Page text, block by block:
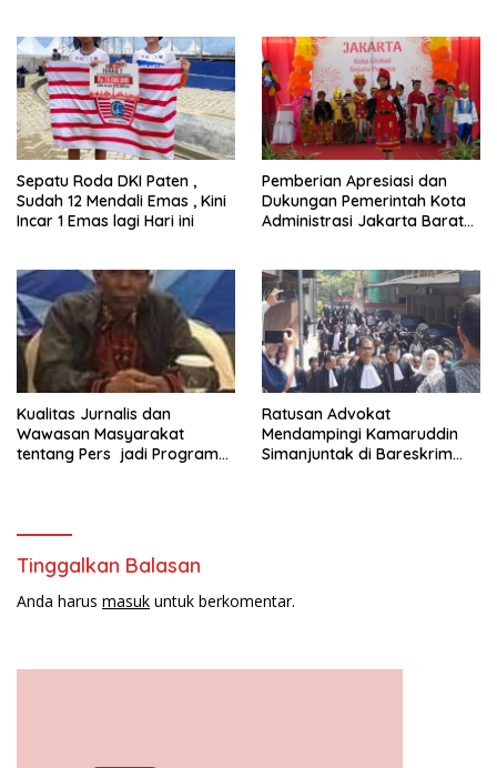
Sepatu Roda DKI Paten ,
Sudah 12 Mendali Emas , Kini
Incar 1 Emas lagi Hari ini
Pemberian Apresiasi dan
Dukungan Pemerintah Kota
Administrasi Jakarta Barat
Jelajah Sahabat Perempuan
dan Anak ( SAPA )
Kualitas Jurnalis dan
Wawasan Masyarakat
tentang Pers jadi Program
Ratusan Advokat
Mendampingi Kamaruddin
Simanjuntak di Bareskrim
Tinggalkan Balasan
Anda harus masuk untuk berkomentar.